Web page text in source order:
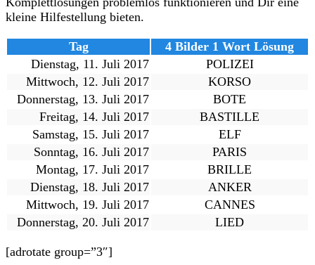
kleine Hilfestellung bieten.
Tag
4 Bilder 1 Wort Lösung
Dienstag, 11. Juli 2017
POLIZEI
Mittwoch, 12. Juli 2017
KORSO
Donnerstag, 13. Juli 2017
BOTE
Freitag, 14. Juli 2017
BASTILLE
Samstag, 15. Juli 2017
ELF
Sonntag, 16. Juli 2017
PARIS
Montag, 17. Juli 2017
BRILLE
Dienstag, 18. Juli 2017
ANKER
Mittwoch, 19. Juli 2017
CANNES
Donnerstag, 20. Juli 2017
LIED
[adrotate group=”3″]